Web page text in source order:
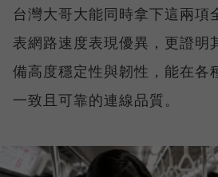
台灣大哥大能同時拿下這兩項
表網路速度表現優異，更證明
備高度穩定性與韌性，能在各
一致且可靠的連線品質。